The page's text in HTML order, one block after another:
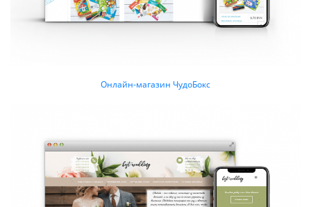
Онлайн-магазин ЧудоБокс